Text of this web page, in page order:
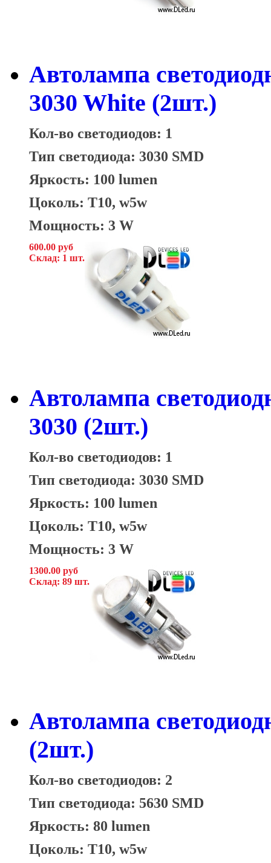
Автолампа
3030 White (2шт.)
Кол-во светодиодов: 1
Тип светодиода: 3030 SMD
Яркость: 100 lumen
Цоколь: T10, w5w
Мощность: 3 W
600.00 руб
Склад: 1 шт.
Автолампа
3030 (2шт.)
Кол-во светодиодов: 1
Тип светодиода: 3030 SMD
Яркость: 100 lumen
Цоколь: T10, w5w
Мощность: 3 W
1300.00 руб
Склад: 89 шт.
Автолампа
(2шт.)
Кол-во светодиодов: 2
Тип светодиода: 5630 SMD
Яркость: 80 lumen
Цоколь: T10, w5w